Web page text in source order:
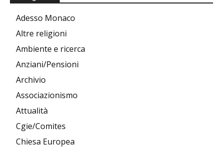
Adesso Monaco
Altre religioni
Ambiente e ricerca
Anziani/Pensioni
Archivio
Associazionismo
Attualità
Cgie/Comites
Chiesa Europea